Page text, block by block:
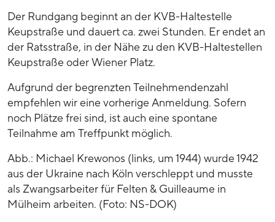
Der Rundgang beginnt an der KVB-Haltestelle
Keupstraße und dauert ca. zwei Stunden. Er endet an
der Ratsstraße, in der Nähe zu den KVB-Haltestellen
Keupstraße oder Wiener Platz.
Aufgrund der begrenzten Teilnehmendenzahl
empfehlen wir eine vorherige Anmeldung. Sofern
noch Plätze frei sind, ist auch eine spontane
Teilnahme am Treffpunkt möglich.
Abb.: Michael Krewonos (links, um 1944) wurde 1942
aus der Ukraine nach Köln verschleppt und musste
als Zwangsarbeiter für Felten & Guilleaume in
Mülheim arbeiten. (Foto: NS-DOK)